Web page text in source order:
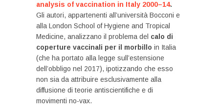
analysis of vaccination in Italy 2000–14.
Gli autori, appartenenti all’università Bocconi e
alla London School of Hygiene and Tropical
Medicine, analizzano il problema del calo di
coperture vaccinali per il morbillo in Italia
(che ha portato alla legge sull’estensione
dell’obbligo nel 2017), ipotizzando che esso
non sia da attribuire esclusivamente alla
diffusione di teorie antiscientifiche e di
movimenti no-vax.